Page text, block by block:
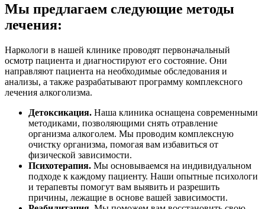
Мы предлагаем следующие методы
лечения:
Наркологи в нашей клинике проводят первоначальный
осмотр пациента и диагностируют его состояние. Они
направляют пациента на необходимые обследования и
анализы, а также разрабатывают программу комплексного
лечения алкоголизма.
Детоксикация. Наша клиника оснащена современными
методиками, позволяющими снять отравление
организма алкоголем. Мы проводим комплексную
очистку организма, помогая вам избавиться от
физической зависимости.
Психотерапия. Мы основываемся на индивидуальном
подходе к каждому пациенту. Наши опытные психологи
и терапевты помогут вам выявить и разрешить
причины, лежащие в основе вашей зависимости.